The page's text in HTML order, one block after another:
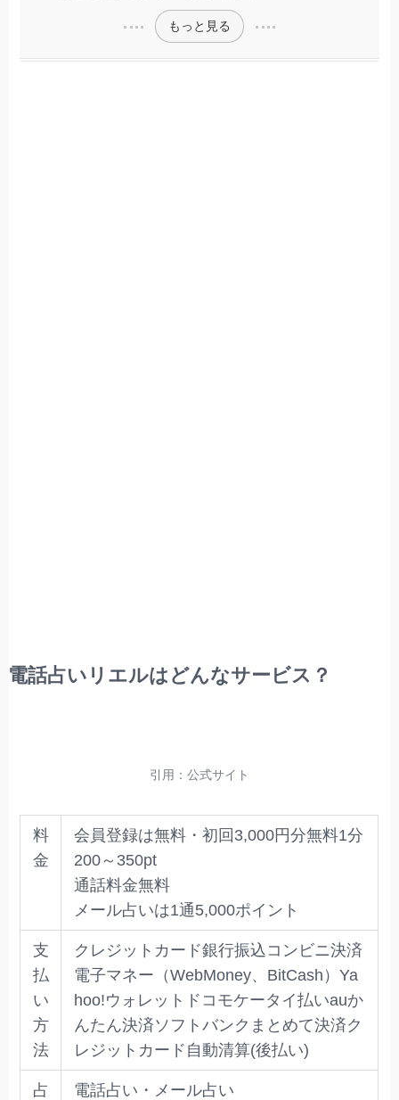
もっと見る
電話占いリエルはどんなサービス？
引用：公式サイト
料
金
会員登録は無料・初回3,000円分無料1分
200～350pt
通話料金無料
メール占いは1通5,000ポイント
支
払
い
方
法
クレジットカード銀行振込コンビニ決済
電子マネー（WebMoney、BitCash）Ya
hoo!ウォレットドコモケータイ払いauか
んたん決済ソフトバンクまとめて決済ク
レジットカード自動清算(後払い)
占 電話占い・メール占い